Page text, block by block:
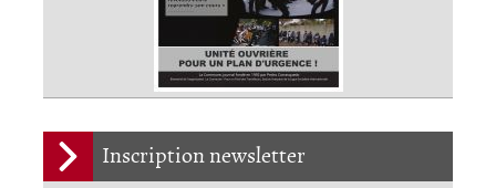
Inscription newsletter